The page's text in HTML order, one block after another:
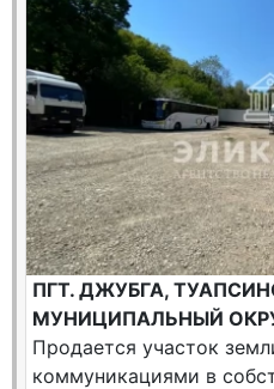
ПГТ. ДЖУБГА,
МУНИЦИПАЛЬНЫЙ
Продается участок
коммуникациями в